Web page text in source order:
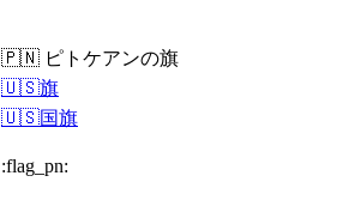
🇵🇳 ピトケアンの旗
🇺🇸旗
🇺🇸国旗
:flag_pn: